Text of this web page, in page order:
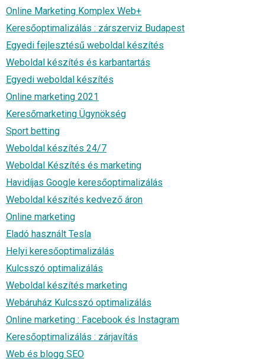
Online Marketing Komplex Web+
Keresőoptimalizálás : zárszerviz Budapest
Egyedi fejlesztésű weboldal készítés
Weboldal készítés és karbantartás
Egyedi weboldal készítés
Online marketing 2021
Keresőmarketing Ügynökség
Sport betting
Weboldal készítés 24/7
Weboldal Készítés és marketing
Havidíjas Google keresőoptimalizálás
Weboldal készítés kedvező áron
Online marketing
Eladó használt Tesla
Helyi keresőoptimalizálás
Kulcsszó optimalizálás
Weboldal készítés marketing
Webáruház Kulcsszó optimalizálás
Online marketing : Facebook és Instagram
Keresőoptimalizálás : zárjavítás
Web és blogg SEO